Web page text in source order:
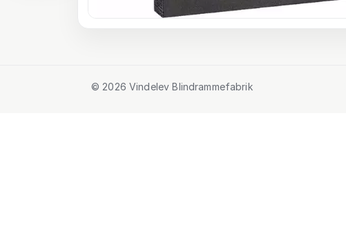
© 2026 Vindelev Blindrammefabrik